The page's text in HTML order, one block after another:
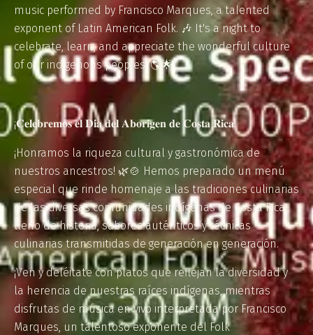
music performed by Francisco Marques, a talented
exponent of Latin American Folk. 🎶 It's a night to
celebrate, learn, and appreciate the wonderful culture
of our indigenous peoples! 🌎🌟
¡𝐂𝐞𝐥𝐞𝐛𝐫𝐞𝐦𝐨𝐬 𝐞𝐥 𝐃𝐢́𝐚 𝐝𝐞𝐥 𝐀𝐛𝐨𝐫𝐢𝐠𝐞𝐧 𝐝𝐞 𝐂𝐨𝐬𝐭𝐚 𝐑𝐢𝐜𝐚!
¡Honramos la riqueza cultural y gastronómica de
nuestros ancestros! 🌿🍲 Hemos preparado un menú
especial que rinde homenaje a las tradiciones culinarias
de las diversas comunidades indígenas de Costa Rica,
lleno de historia, sabores auténticos y técnicas
culinarias transmitidas de generación en generación.
¡Ven y deléitate con platos que reflejan la diversidad y
la herencia de nuestras raíces indígenas, mientras
disfrutas de música en vivo interpretada por Francisco
Marques, un talentoso exponente del Folk